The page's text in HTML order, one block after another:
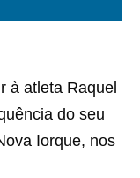
à atleta Raquel
do seu
Iorque, nos